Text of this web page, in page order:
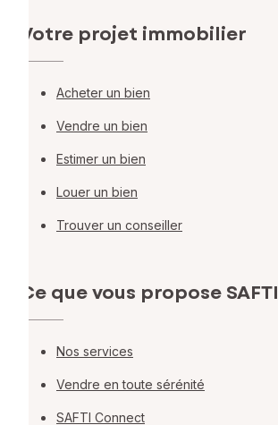
Votre projet immobilier
Acheter un bien
Vendre un bien
Estimer un bien
Louer un bien
Trouver un conseiller
Ce que vous propose SAFTI
Nos services
Vendre en toute sérénité
SAFTI Connect